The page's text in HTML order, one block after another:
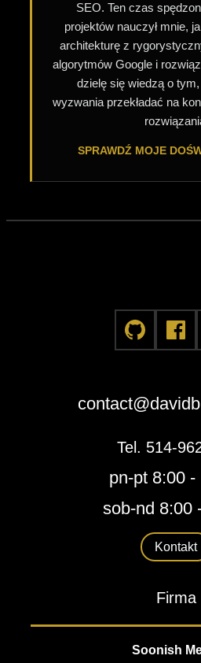
SEO. Ten czas
projektów nauczył mnie,
architekturę z
algorytmów Google i
dzielę się wiedzą o
wyzwania przekładać na
SPRAWDŹ MOJE
Tel. 514-
pn-pt 8:00 -
sob-nd 8:00
Kontakt
Firma
Soonish